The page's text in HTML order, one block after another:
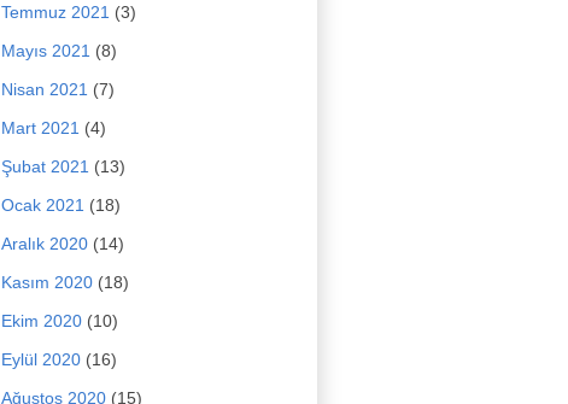
Temmuz 2021 (3)
Mayıs 2021 (8)
Nisan 2021 (7)
Mart 2021 (4)
Şubat 2021 (13)
Ocak 2021 (18)
Aralık 2020 (14)
Kasım 2020 (18)
Ekim 2020 (10)
Eylül 2020 (16)
Ağustos 2020 (15)